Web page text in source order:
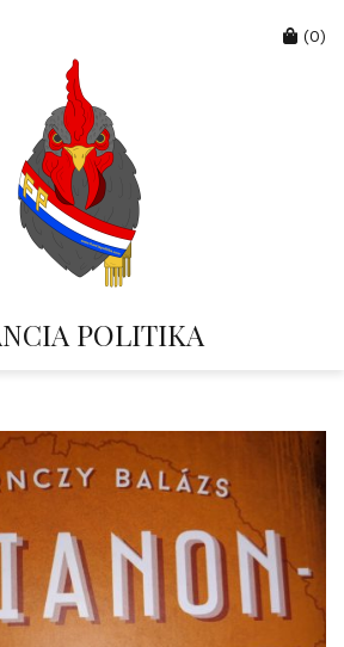
POLITIKA
Cart
(0)